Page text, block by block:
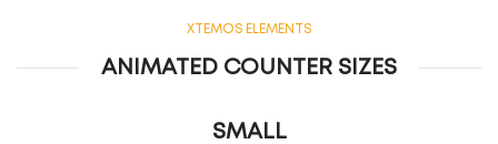
XTEMOS ELEMENTS
ANIMATED COUNTER SIZES
SMALL